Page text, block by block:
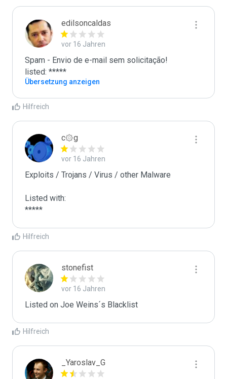
edilsoncaldas
vor 16 Jahren
Spam - Envio de e-mail sem solicitação!
listed: *****
Übersetzung anzeigen
Hilfreich
c۞g
vor 16 Jahren
Exploits / Trojans / Virus / other Malware
Listed with:
*****
Hilfreich
stonefist
vor 16 Jahren
Listed on Joe Weins´s Blacklist
Hilfreich
_Yaroslav_G